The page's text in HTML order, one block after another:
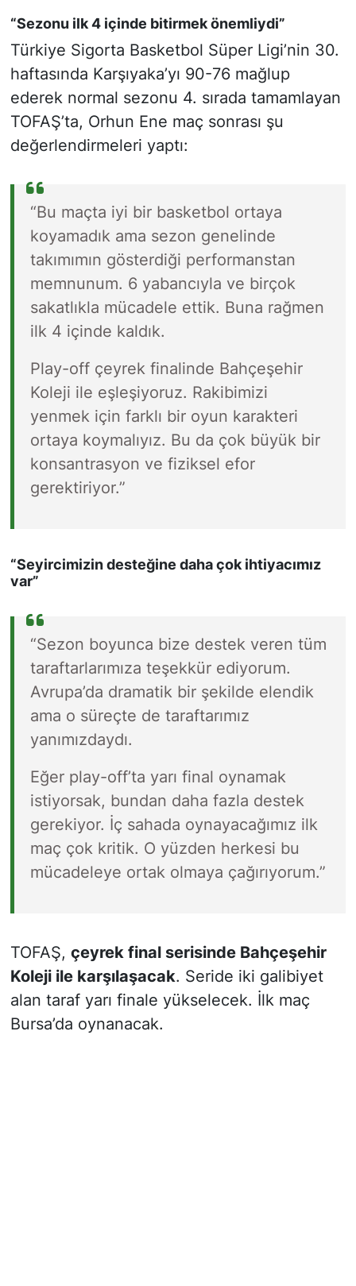
“Sezonu ilk 4 içinde bitirmek önemliydi”
Türkiye Sigorta Basketbol Süper Ligi’nin 30.
haftasında Karşıyaka’yı 90-76 mağlup
ederek normal sezonu 4. sırada tamamlayan
TOFAŞ’ta, Orhun Ene maç sonrası şu
değerlendirmeleri yaptı:
“Bu maçta iyi bir basketbol ortaya
koyamadık ama sezon genelinde
takımımın gösterdiği performanstan
memnunum. 6 yabancıyla ve birçok
sakatlıkla mücadele ettik. Buna rağmen
ilk 4 içinde kaldık.
Play-off çeyrek finalinde Bahçeşehir
Koleji ile eşleşiyoruz. Rakibimizi
yenmek için farklı bir oyun karakteri
ortaya koymalıyız. Bu da çok büyük bir
konsantrasyon ve fiziksel efor
gerektiriyor.”
“Seyircimizin desteğine daha çok ihtiyacımız
var”
“Sezon boyunca bize destek veren tüm
taraftarlarımıza teşekkür ediyorum.
Avrupa’da dramatik bir şekilde elendik
ama o süreçte de taraftarımız
yanımızdaydı.
Eğer play-off’ta yarı final oynamak
istiyorsak, bundan daha fazla destek
gerekiyor. İç sahada oynayacağımız ilk
maç çok kritik. O yüzden herkesi bu
mücadeleye ortak olmaya çağırıyorum.”
TOFAŞ, çeyrek final serisinde Bahçeşehir
Koleji ile karşılaşacak. Seride iki galibiyet
alan taraf yarı finale yükselecek. İlk maç
Bursa’da oynanacak.